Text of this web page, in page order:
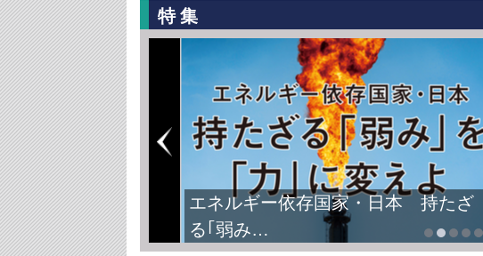
特集
エネルギー依存国家・日本 持たざ
る｢弱み…